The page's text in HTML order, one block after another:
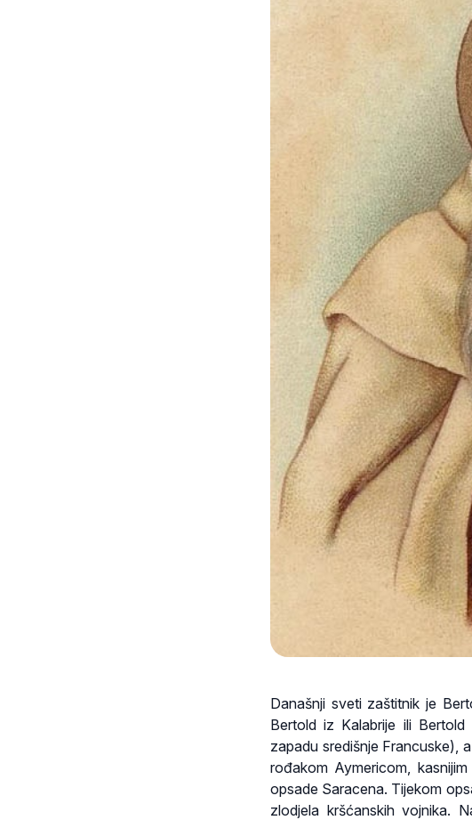
Današnji sveti zaštitnik je
Bertold iz Kalabrije ili
zapadu središnje Francuske),
rođakom Aymericom,
opsade Saracena. Tijekom
zlodjela kršćanskih vojnika.